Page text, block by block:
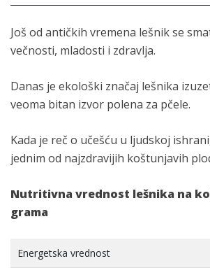
Još od antičkih vremena lešnik se
večnosti, mladosti i zdravlja.
Danas je ekološki značaj lešnika
veoma bitan izvor polena za pčele.
Kada je reč o učešću u ljudskoj
jednim od najzdravijih koštunjavih
Nutritivna vrednost lešnika na
grama
Energetska vrednost